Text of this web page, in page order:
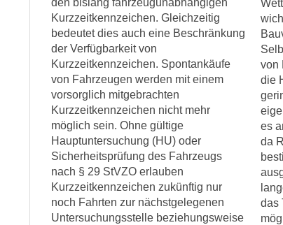
den bislang fahrzeugunabhängigen
Kurzzeitkennzeichen. Gleichzeitig
bedeutet dies auch eine Beschränkung
der Verfügbarkeit von
Kurzzeitkennzeichen. Spontankäufe
von Fahrzeugen werden mit einem
vorsorglich mitgebrachten
Kurzzeitkennzeichen nicht mehr
möglich sein. Ohne gültige
Hauptuntersuchung (HU) oder
Sicherheitsprüfung des Fahrzeugs
nach § 29 StVZO erlauben
Kurzzeitkennzeichen zukünftig nur
noch Fahrten zur nächstgelegenen
Untersuchungsstelle beziehungsweise
von
die
es
da
das